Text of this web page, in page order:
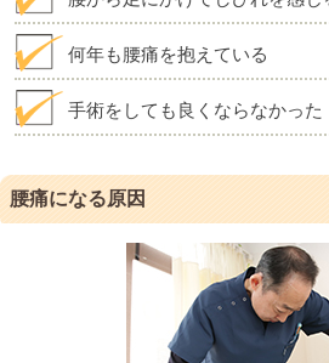
何年も腰痛を抱えている
手術をしても良くならなかった
腰痛になる原因